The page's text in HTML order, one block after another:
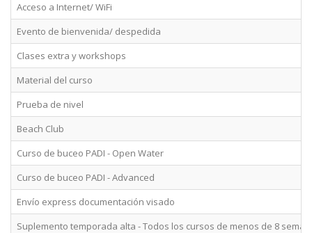
Acceso a Internet/ WiFi
Evento de bienvenida/ despedida
Clases extra y workshops
Material del curso
Prueba de nivel
Beach Club
Curso de buceo PADI - Open Water
Curso de buceo PADI - Advanced
Envío express documentación visado
Suplemento temporada alta - Todos los cursos de menos de 8